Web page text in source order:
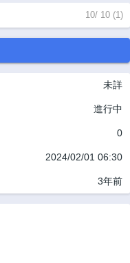
10/ 10 (1)
未詳
進行中
0
2024/02/01 06:30
3年前